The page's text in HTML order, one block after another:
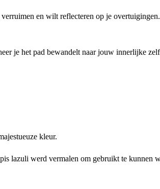
en wilt reflecteren op je
je het pad bewandelt naar jouw innerlijke
kleur.
lazuli werd vermalen om gebruikt te kunnen